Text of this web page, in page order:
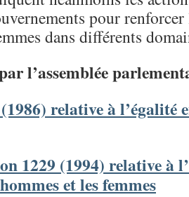
pour
dans différents
l’assemblée
relative à l’égalité
1229 (1994) relative à
et les femmes